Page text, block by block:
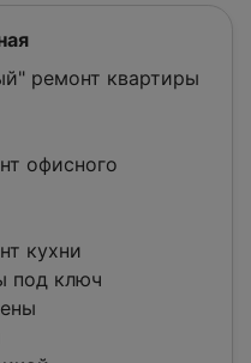
ремонт квартиры
офисного
кухни
под ключ